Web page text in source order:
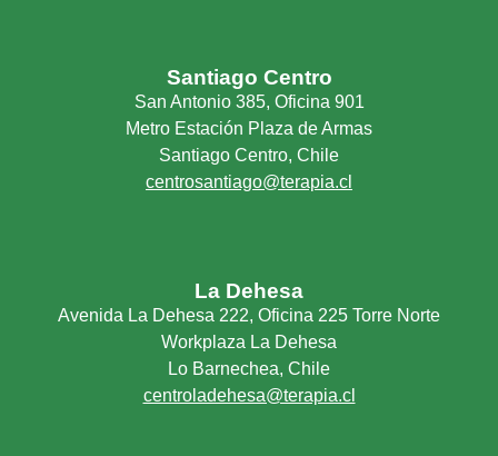
Santiago Centro
San Antonio 385, Oficina 901
Metro Estación Plaza de Armas
Santiago Centro, Chile
centrosantiago@terapia.cl
La Dehesa
Avenida La Dehesa 222, Oficina 225 Torre Norte
Workplaza La Dehesa
Lo Barnechea, Chile
centroladehesa@terapia.cl